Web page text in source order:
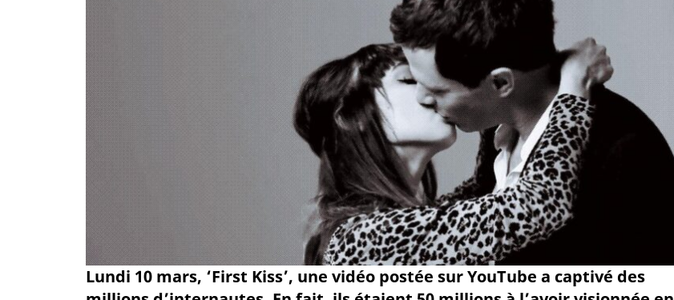
Lundi 10 mars, ‘First Kiss’, une vidéo postée sur YouTube a captivé des